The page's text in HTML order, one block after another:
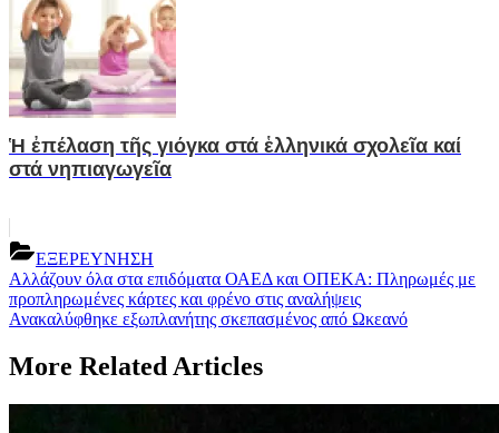
Ἡ ἐπέλαση τῆς γιόγκα στά ἑλληνικά σχολεῖα καί
στά νηπιαγωγεῖα
ΕΞΕΡΕΥΝΗΣΗ
Post
navigation
Previous
Post:
Αλλάζουν όλα στα επιδόματα ΟΑΕΔ και ΟΠΕΚΑ: Πληρωμές με
προπληρωμένες κάρτες και φρένο στις αναλήψεις
Next
Ανακαλύφθηκε εξωπλανήτης σκεπασμένος από Ωκεανό
More Related Articles